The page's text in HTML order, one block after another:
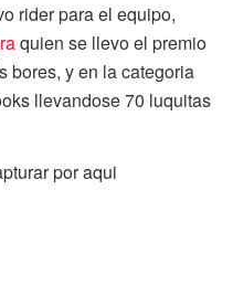
rider para el equipo,
quien se llevo el premio
bores, y en la categoria
llevandose 70 luquitas
por aqui